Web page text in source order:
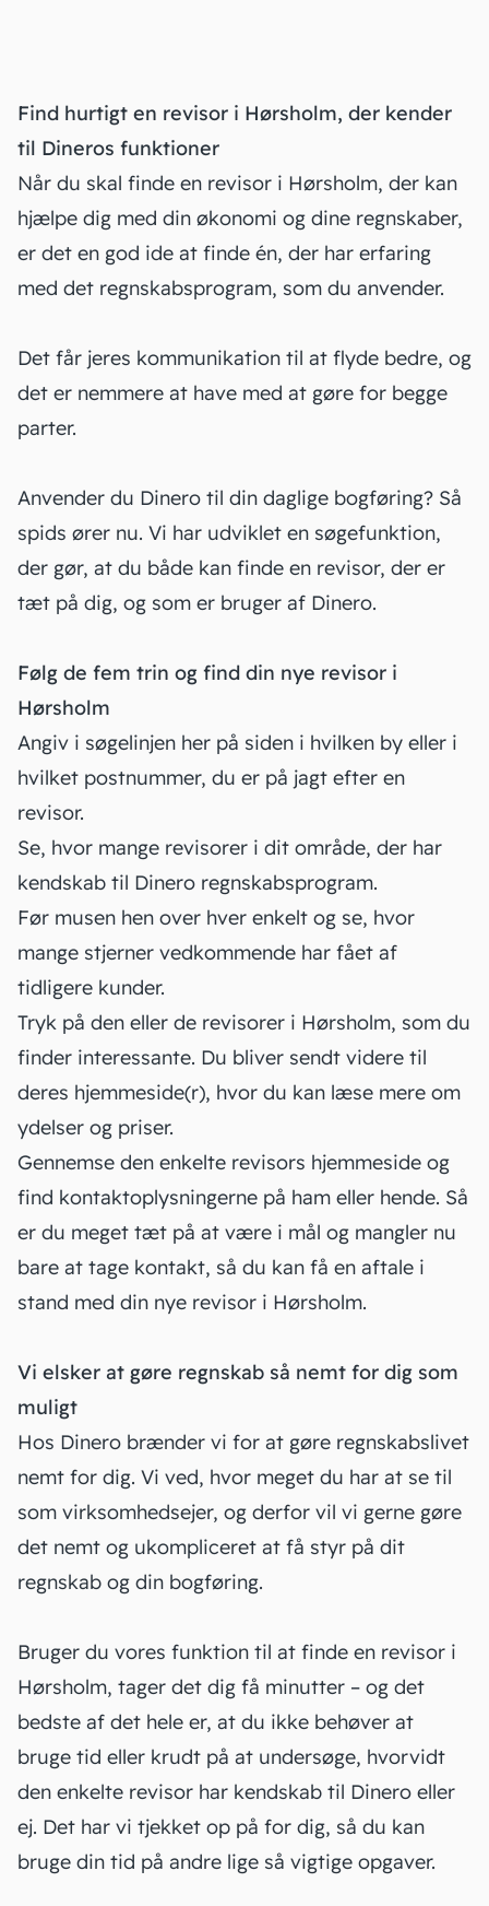
Find hurtigt en revisor i Hørsholm, der kender
til Dineros funktioner
Når du skal finde en revisor i Hørsholm, der kan
hjælpe dig med din økonomi og dine regnskaber,
er det en god ide at finde én, der har erfaring
med det regnskabsprogram, som du anvender.
Det får jeres kommunikation til at flyde bedre, og
det er nemmere at have med at gøre for begge
parter.
Anvender du Dinero til din daglige bogføring? Så
spids ører nu. Vi har udviklet en søgefunktion,
der gør, at du både kan finde en revisor, der er
tæt på dig, og som er bruger af Dinero.
Følg de fem trin og find din nye revisor i
Hørsholm
Angiv i søgelinjen her på siden i hvilken by eller i
hvilket postnummer, du er på jagt efter en
revisor.
Se, hvor mange revisorer i dit område, der har
kendskab til Dinero regnskabsprogram.
Før musen hen over hver enkelt og se, hvor
mange stjerner vedkommende har fået af
tidligere kunder.
Tryk på den eller de revisorer i Hørsholm, som du
finder interessante. Du bliver sendt videre til
deres hjemmeside(r), hvor du kan læse mere om
ydelser og priser.
Gennemse den enkelte revisors hjemmeside og
find kontaktoplysningerne på ham eller hende. Så
er du meget tæt på at være i mål og mangler nu
bare at tage kontakt, så du kan få en aftale i
stand med din nye revisor i Hørsholm.
Vi elsker at gøre regnskab så nemt for dig som
muligt
Hos Dinero brænder vi for at gøre regnskabslivet
nemt for dig. Vi ved, hvor meget du har at se til
som virksomhedsejer, og derfor vil vi gerne gøre
det nemt og ukompliceret at få styr på dit
regnskab og din bogføring.
Bruger du vores funktion til at finde en revisor i
Hørsholm, tager det dig få minutter – og det
bedste af det hele er, at du ikke behøver at
bruge tid eller krudt på at undersøge, hvorvidt
den enkelte revisor har kendskab til Dinero eller
ej. Det har vi tjekket op på for dig, så du kan
bruge din tid på andre lige så vigtige opgaver.